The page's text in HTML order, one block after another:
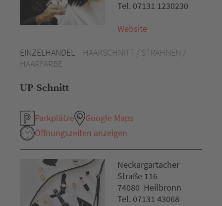
EINZELHANDEL
HAARSCHNITT / STRÄHNEN /
HAARFARBE
UP-Schnitt
Parkplätze
Google Maps
Öffnungszeiten anzeigen
Tel. 07131 1230230
Website
Neckargartacher
Straße 116
74080 Heilbronn
Tel. 07131 43068